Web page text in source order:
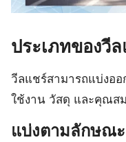
ประเภทของวี
วีลแชร์สามารถแบ่งอ
ใช้งาน วัสดุ และคุณส
แบ่งตามลักษณ